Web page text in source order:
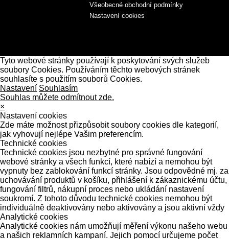
Všeobecné obchodní podmínky
Nastavení cookies
Tyto webové stránky používají k poskytování svých služeb
soubory Cookies. Používáním těchto webových stránek
souhlasíte s použitím souborů Cookies.
Nastavení Souhlasím
Souhlas můžete odmítnout zde.
×
Nastavení cookies
Zde máte možnost přizpůsobit soubory cookies dle kategorií,
jak vyhovují nejlépe Vašim preferencím.
Technické cookies
Technické cookies jsou nezbytné pro správné fungování
webové stránky a všech funkcí, které nabízí a nemohou být
vypnuty bez zablokování funkcí stránky. Jsou odpovědné mj. za
uchovávání produktů v košíku, přihlášení k zákaznickému účtu,
fungování filtrů, nákupní proces nebo ukládání nastavení
soukromí. Z tohoto důvodu technické cookies nemohou být
individuálně deaktivovány nebo aktivovány a jsou aktivní vždy
Analytické cookies
Analytické cookies nám umožňují měření výkonu našeho webu
a našich reklamních kampaní. Jejich pomocí určujeme počet